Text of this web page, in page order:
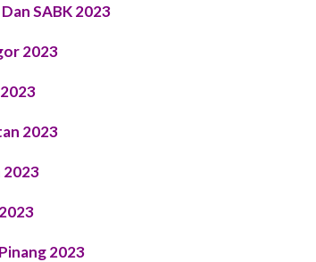
SABK 2023
2023
2023
2023
2023